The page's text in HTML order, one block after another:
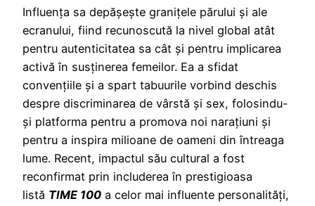
Influența sa depășește granițele părului și ale
ecranului, fiind recunoscută la nivel global atât
pentru autenticitatea sa cât și pentru implicarea
activă în susținerea femeilor. Ea a sfidat
convențiile și a spart tabuurile vorbind deschis
despre discriminarea de vârstă și sex, folosindu-
și platforma pentru a promova noi narațiuni și
pentru a inspira milioane de oameni din întreaga
lume. Recent, impactul său cultural a fost
reconfirmat prin includerea în prestigioasa
listă TIME 100 a celor mai influente personalități,